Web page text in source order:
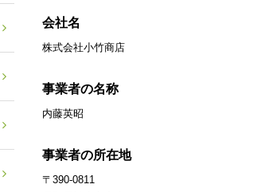
会社名
株式会社小竹商店
事業者の名称
内藤英昭
事業者の所在地
〒390-0811